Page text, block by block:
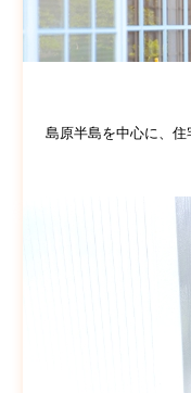
島原半島を中心に、